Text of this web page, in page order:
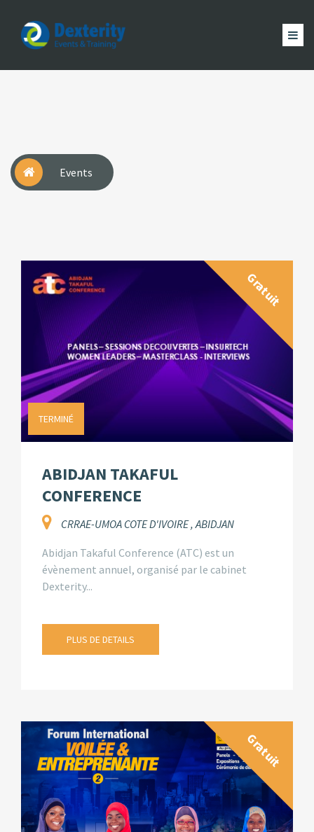
Dexterity
Events
Events
Gratuit
TERMINÉ
ABIDJAN TAKAFUL
CONFERENCE
CRRAE-UMOA COTE D'IVOIRE , ABIDJAN
Abidjan Takaful Conference (ATC) est un
évènement annuel, organisé par le cabinet
Dexterity...
PLUS DE DETAILS
Gratuit